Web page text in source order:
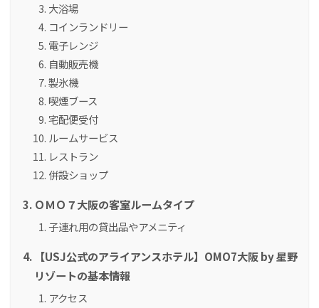
大浴場
コインランドリー
電子レンジ
自動販売機
製氷機
喫煙ブース
宅配便受付
ルームサービス
レストラン
併設ショップ
ＯＭＯ７大阪の客室ルームタイプ
子連れ用の貸出品やアメニティ
【USJ公式のアライアンスホテル】OMO7大阪 by 星野
リゾートの基本情報
アクセス